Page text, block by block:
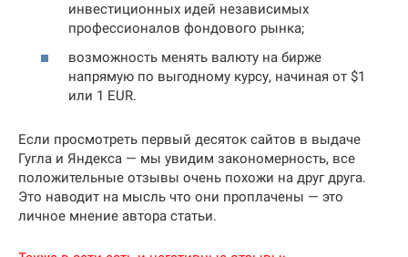
инвестиционных идей независимых
профессионалов фондового рынка;
возможность менять валюту на бирже
напрямую по выгодному курсу, начиная от $1
или 1 EUR.
Если просмотреть первый десяток сайтов в выдаче
Гугла и Яндекса — мы увидим закономерность, все
положительные отзывы очень похожи на друг друга.
Это наводит на мысль что они проплачены — это
личное мнение автора статьи.